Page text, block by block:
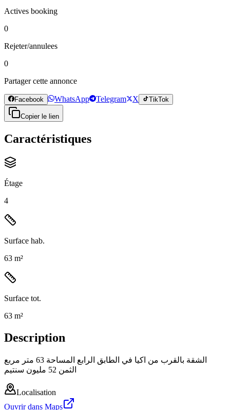
Actives booking
0
Rejeter/annulees
0
Partager cette annonce
Facebook WhatsApp Telegram X TikTok
Copier le lien
Caractéristiques
Étage
4
Surface hab.
63 m²
Surface tot.
63 m²
Description
الشقة بالقرب من اكيا في الطابق الرابع المساحة 63 متر مربع
الثمن 52 مليون سنتيم
Localisation
Ouvrir dans Maps